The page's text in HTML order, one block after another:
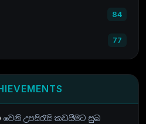
84
77
වෙනි උපසිරැසි කඩයීමට සුබ